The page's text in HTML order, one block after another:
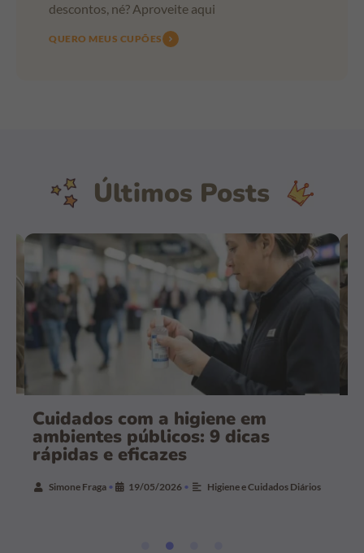
descontos, né? Aproveite aqui
QUERO MEUS CUPÕES
Últimos Posts
Cuidados com a higiene em
ambientes públicos: 9 dicas
rápidas e eficazes
Simone Fraga • 19/05/2026 • Higiene e Cuidados Diários